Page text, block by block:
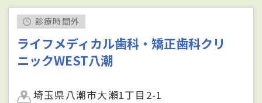
診療時間外
ライフメディカル歯科・矯正歯科クリ
ニックWEST八潮
埼玉県八潮市大瀬1丁目2-1